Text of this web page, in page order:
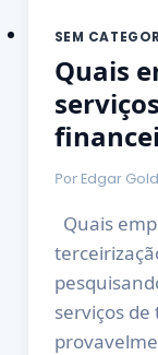
SEM
Quais
Por Edgar
Quais
serviços